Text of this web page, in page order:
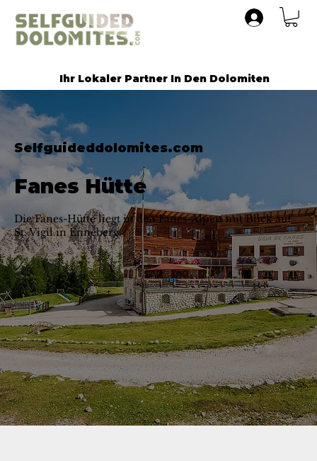
Ihr Lokaler Partner In Den Dolomiten
Selfguideddolomites.com
Fanes Hütte
Die Fanes-Hütte liegt in den Fanes-Alpen mit Blick auf
St. Vigil in Enneberg.